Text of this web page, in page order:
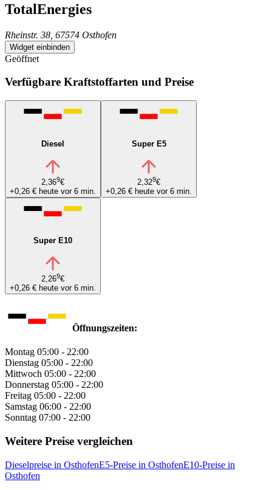
TotalEnergies
Rheinstr. 38, 67574 Osthofen
Widget einbinden
Geöffnet
Verfügbare Kraftstoffarten und Preise
Diesel
2,369€
+0,26 € heute vor 6 min.
Super E5
2,329€
+0,26 € heute vor 6 min.
Super E10
2,269€
+0,26 € heute vor 6 min.
Öffnungszeiten:
Montag 05:00 - 22:00
Dienstag 05:00 - 22:00
Mittwoch 05:00 - 22:00
Donnerstag 05:00 - 22:00
Freitag 05:00 - 22:00
Samstag 06:00 - 22:00
Sonntag 07:00 - 22:00
Weitere Preise vergleichen
Dieselpreise in OsthofenE5-Preise in OsthofenE10-Preise in
Osthofen